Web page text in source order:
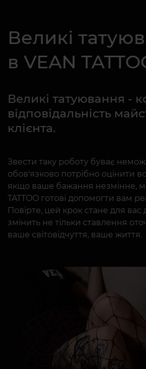
Великі
в VEAN
Великі татуювання -
відповідальність
клієнта.
Звести таку роботу буває
обов'язково потрібно оцінити
якщо ваше бажання незмінне,
TATTOO готові допомогти вам
Повірте, цей крок стане для
змінить не тільки ставлення
ваше світовідчуття, ваше життя.